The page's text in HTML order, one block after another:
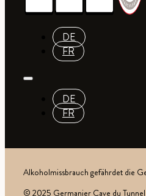
DE
FR
DE
FR
Alkoholmissbrauch gefährdet die
© 2025 Germanier Cave du